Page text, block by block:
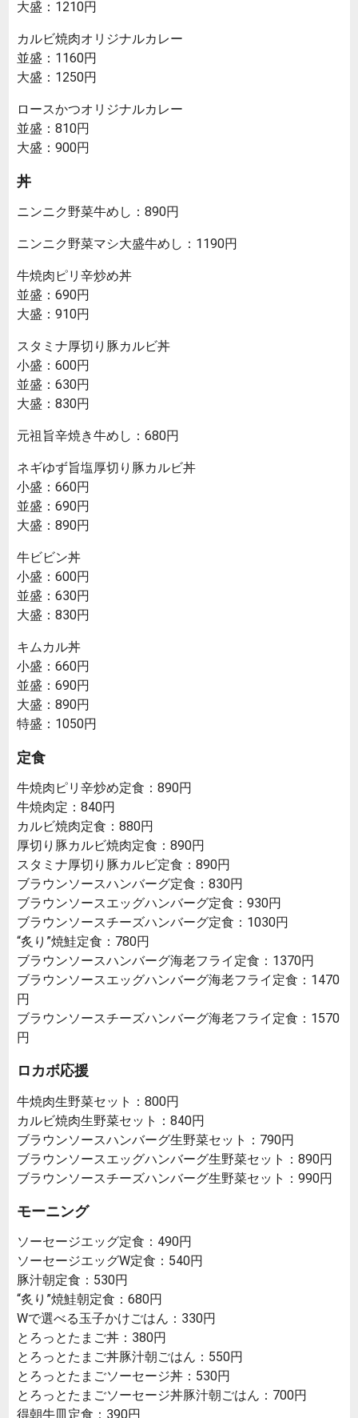
大盛：1210円
カルビ焼肉オリジナルカレー
並盛：1160円
大盛：1250円
ロースかつオリジナルカレー
並盛：810円
大盛：900円
丼
ニンニク野菜牛めし：890円
ニンニク野菜マシ大盛牛めし：1190円
牛焼肉ピリ辛炒め丼
並盛：690円
大盛：910円
スタミナ厚切り豚カルビ丼
小盛：600円
並盛：630円
大盛：830円
元祖旨辛焼き牛めし：680円
ネギゆず旨塩厚切り豚カルビ丼
小盛：660円
並盛：690円
大盛：890円
牛ビビン丼
小盛：600円
並盛：630円
大盛：830円
キムカル丼
小盛：660円
並盛：690円
大盛：890円
特盛：1050円
定食
牛焼肉ピリ辛炒め定食：890円
牛焼肉定：840円
カルビ焼肉定食：880円
厚切り豚カルビ焼肉定食：890円
スタミナ厚切り豚カルビ定食：890円
ブラウンソースハンバーグ定食：830円
ブラウンソースエッグハンバーグ定食：930円
ブラウンソースチーズハンバーグ定食：1030円
“炙り”焼鮭定食：780円
ブラウンソースハンバーグ海老フライ定食：1370円
ブラウンソースエッグハンバーグ海老フライ定食：1470
円
ブラウンソースチーズハンバーグ海老フライ定食：1570
円
ロカボ応援
牛焼肉生野菜セット：800円
カルビ焼肉生野菜セット：840円
ブラウンソースハンバーグ生野菜セット：790円
ブラウンソースエッグハンバーグ生野菜セット：890円
ブラウンソースチーズハンバーグ生野菜セット：990円
モーニング
ソーセージエッグ定食：490円
ソーセージエッグW定食：540円
豚汁朝定食：530円
“炙り”焼鮭朝定食：680円
Wで選べる玉子かけごはん：330円
とろっとたまご丼：380円
とろっとたまご丼豚汁朝ごはん：550円
とろっとたまごソーセージ丼：530円
とろっとたまごソーセージ丼豚汁朝ごはん：700円
得朝牛皿定食：390円